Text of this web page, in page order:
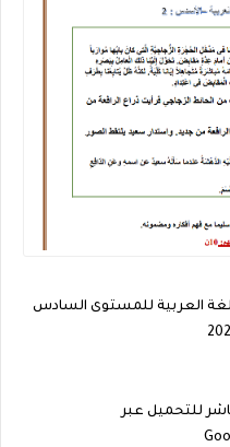
العربية للمستوى السادس
للتحميل عبر